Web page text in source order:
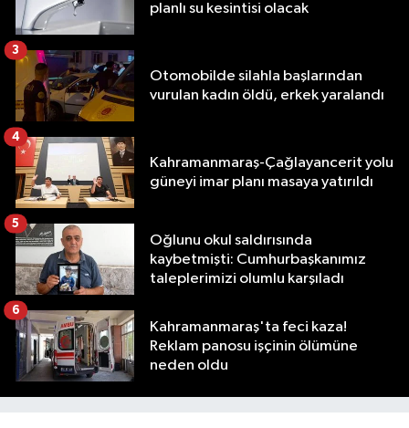
planlı su kesintisi olacak
Otomobilde silahla başlarından
vurulan kadın öldü, erkek yaralandı
3
Kahramanmaraş-Çağlayancerit yolu
güneyi imar planı masaya yatırıldı
4
Oğlunu okul saldırısında
kaybetmişti: Cumhurbaşkanımız
taleplerimizi olumlu karşıladı
5
Kahramanmaraş'ta feci kaza!
Reklam panosu işçinin ölümüne
neden oldu
6